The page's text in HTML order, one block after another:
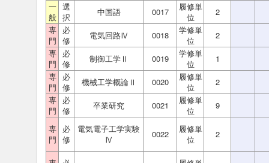
一
般
選
択
中国語 0017
履修単
位
2
専
門
必
修
電気回路Ⅳ 0018
学修単
位
2
専
門
必
修
制御工学Ⅱ 0019
学修単
位
1
専
門
必
修
機械工学概論Ⅱ 0020
履修単
位
2
専
門
必
修
卒業研究 0021
履修単
位
9
専
門
必
修
電気電子工学実験
Ⅳ
0022
履修単
位
2